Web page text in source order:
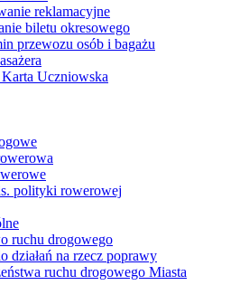
reklamacyjne
biletu okresowego
przewozu osób i bagażu
Uczniowska
polityki rowerowej
ruchu drogowego
działań na rzecz poprawy
ruchu drogowego Miasta